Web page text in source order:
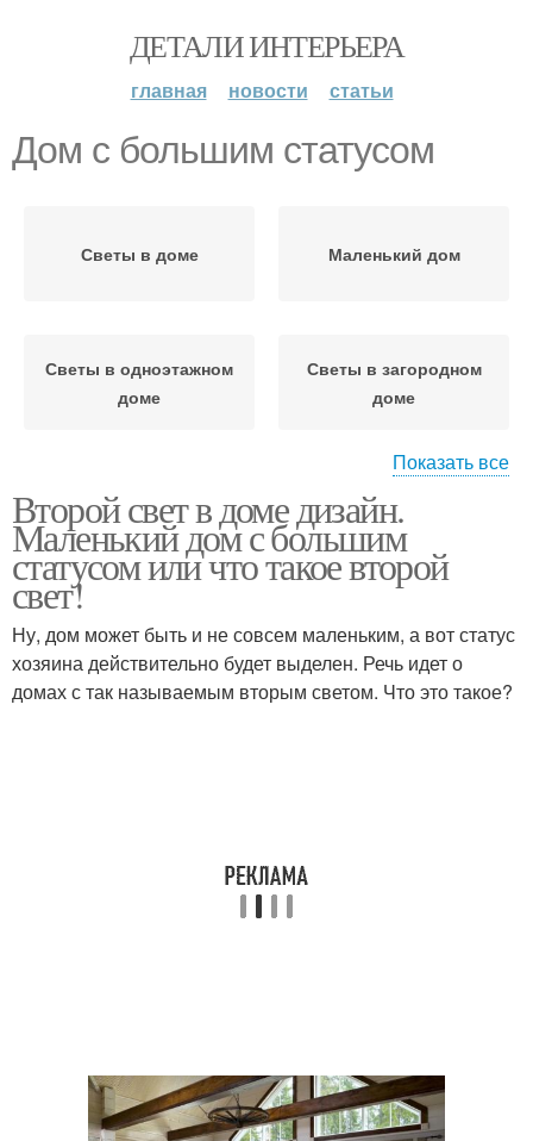
ДЕТАЛИ ИНТЕРЬЕРА
главная новости статьи
Дом с большим статусом
Светы в доме Маленький дом
Светы в одноэтажном
доме
Светы в загородном
доме
Светы в одноэтажных
домах
Светы в двухэтажном
доме
Светы в кирпичном
доме
Каркасный дом
Показать все
Второй свет в доме дизайн.
Маленький дом с большим
статусом или что такое второй
свет!
Ну, дом может быть и не совсем маленьким, а вот статус
хозяина действительно будет выделен. Речь идет о
домах с так называемым вторым светом. Что это такое?